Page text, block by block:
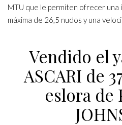
MTU que le permiten ofrecer una
máxima de 26,5 nudos y una
Vendido el
ASCARI de
eslora de